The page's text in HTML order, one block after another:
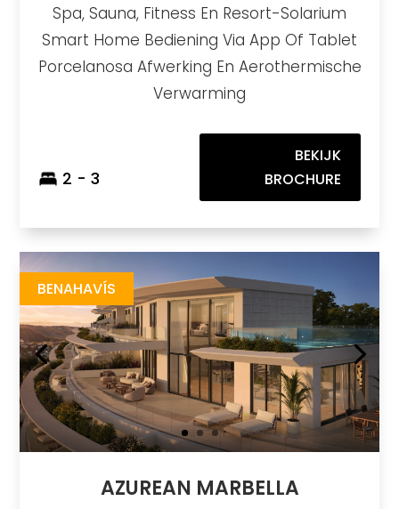
Spa, Sauna, Fitness En Resort-Solarium
Smart Home Bediening Via App Of Tablet
Porcelanosa Afwerking En Aerothermische
Verwarming
2 - 3
BEKIJK
BROCHURE
BENAHAVÍS
AZUREAN MARBELLA